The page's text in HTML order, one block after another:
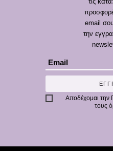
email
την
Αποδέχομαι την
τους